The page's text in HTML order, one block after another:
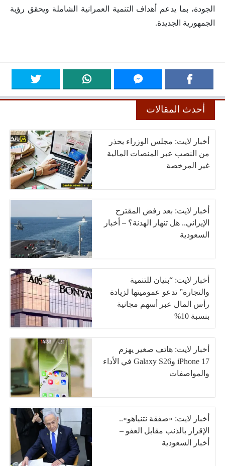
الجودة، بما يدعم أهداف التنمية العمرانية الشاملة ويحقق رؤية
الجمهورية الجديدة.
أحدث المقالات
أخبار لايت: مجلس الوزراء يحذر
من النصب عبر المنصات المالية
غير المرخصة
أخبار لايت: بعد رفض المقترح
الإيراني.. هل تنهار الهدنة؟ – أخبار
السعودية
أخبار لايت: “بنيان للتنمية
والتجارة” تدعو عموميتها لزيادة
رأس المال عبر أسهم مجانية
بنسبة 10%
أخبار لايت: هاتف صغير يهزم
iPhone 17 وGalaxy S26 في الأداء
والمواصفات
أخبار لايت: «صفقة نتنياهو»..
الإقرار بالذنب مقابل العفو –
أخبار السعودية